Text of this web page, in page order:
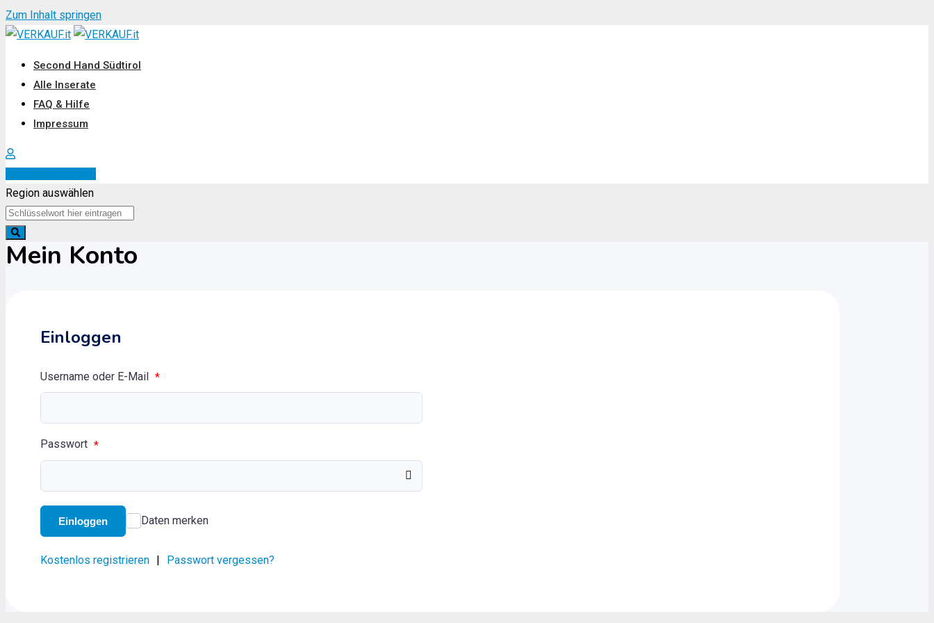
Zum Inhalt springen
Second Hand Südtirol
Alle Inserate
FAQ & Hilfe
Impressum
Region auswählen
Mein Konto
Einloggen
Username oder E-Mail *
Passwort *
Einloggen Daten merken
Kostenlos registrieren | Passwort vergessen?